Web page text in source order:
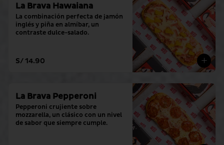
La Brava Hawaiana
La combinación perfecta de jamón
inglés y piña en almíbar, un
contraste dulce-salado.
S/ 14.90
La Brava Pepperoni
Pepperoni crujiente sobre
mozzarella, un clásico con un nivel
de sabor que siempre cumple.